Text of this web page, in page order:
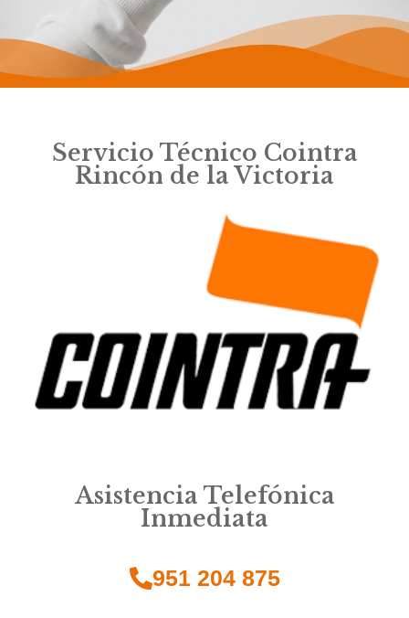
Servicio Técnico Cointra
Rincón de la Victoria
Asistencia Telefónica
Inmediata
951 204 875